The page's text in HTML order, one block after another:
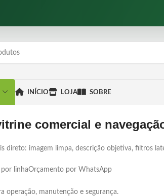
INÍCIO LOJA SOBRE
comercial e
direto: imagem limpa, descrição objetiva, filtros
linhaOrçamento por WhatsApp
operação, manutenção e segurança.